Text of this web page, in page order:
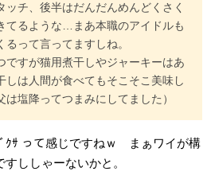
ッチ、後半はだんだんめんどくさく
てるような…まあ本職のアイドルも
って言ってますしね。
ですが猫用煮干しやジャーキーはあ
しは人間が食べてもそこそこ美味し
塩降ってつまみにしてました）
ｸｻ って感じですねｗ まぁワイが構
ししゃーないかと。